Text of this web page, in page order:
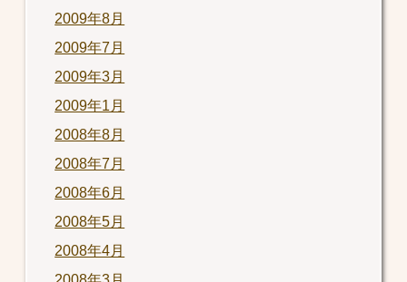
2009年8月
2009年7月
2009年3月
2009年1月
2008年8月
2008年7月
2008年6月
2008年5月
2008年4月